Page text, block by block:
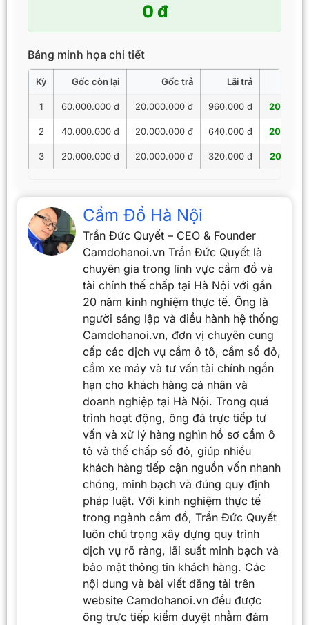
0 đ
Bảng minh họa chi tiết
Kỳ Gốc còn lại Gốc trả Lãi trả
1 60.000.000 đ 20.000.000 đ 960.000 đ
2 40.000.000 đ 20.000.000 đ 640.000 đ
3 20.000.000 đ 20.000.000 đ 320.000 đ
Cầm Đồ Hà Nội
Trần Đức Quyết – CEO & Founder
Camdohanoi.vn Trần Đức Quyết là
chuyên gia trong lĩnh vực cầm đồ và
tài chính thế chấp tại Hà Nội với gần
20 năm kinh nghiệm thực tế. Ông là
người sáng lập và điều hành hệ thống
Camdohanoi.vn, đơn vị chuyên cung
cấp các dịch vụ cầm ô tô, cầm sổ đỏ,
cầm xe máy và tư vấn tài chính ngắn
hạn cho khách hàng cá nhân và
doanh nghiệp tại Hà Nội. Trong quá
trình hoạt động, ông đã trực tiếp tư
vấn và xử lý hàng nghìn hồ sơ cầm ô
tô và thế chấp sổ đỏ, giúp nhiều
khách hàng tiếp cận nguồn vốn nhanh
chóng, minh bạch và đúng quy định
pháp luật. Với kinh nghiệm thực tế
trong ngành cầm đồ, Trần Đức Quyết
luôn chú trọng xây dựng quy trình
dịch vụ rõ ràng, lãi suất minh bạch và
bảo mật thông tin khách hàng. Các
nội dung và bài viết đăng tải trên
website Camdohanoi.vn đều được
ông trực tiếp kiểm duyệt nhằm đảm